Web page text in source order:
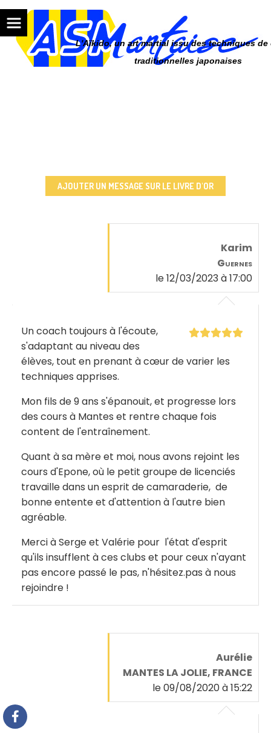
L'Aïkido, un art martial issu des techniques de
traditionnelles japonaises
AJOUTER UN MESSAGE SUR LE LIVRE D'OR
Karim
Guernes
le 12/03/2023 à 17:00
Un coach toujours à l'écoute,
s'adaptant au niveau des
élèves, tout en prenant à cœur de varier les
techniques apprises.
Mon fils de 9 ans s'épanouit, et progresse lors
des cours à Mantes et rentre chaque fois
content de l'entraînement.
Quant à sa mère et moi, nous avons rejoint les
cours d'Epone, où le petit groupe de licenciés
travaille dans un esprit de camaraderie, de
bonne entente et d'attention à l'autre bien
agréable.
Merci à Serge et Valérie pour l'état d'esprit
qu'ils insufflent à ces clubs et pour ceux n'ayant
pas encore passé le pas, n'hésitez.pas à nous
rejoindre !
Aurélie
MANTES LA JOLIE, FRANCE
le 09/08/2020 à 15:22